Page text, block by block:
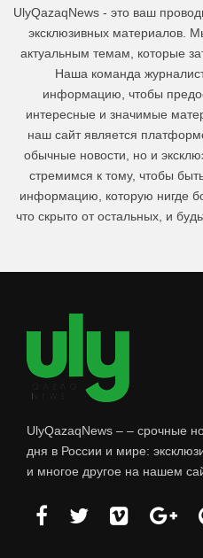
UlyQazaqNews - это ваш
эксклюзивных материалов.
актуальным темам, которые
Наша команда
информацию, чтобы
интересные и значимые
наш сайт является
обычные новости, но и
стремимся к тому, чтобы
информацию, которую нигде
что скрыто от остальных, и
UlyQazaqNews – – срочные
дня в России и мире:
и многое другое на нашем